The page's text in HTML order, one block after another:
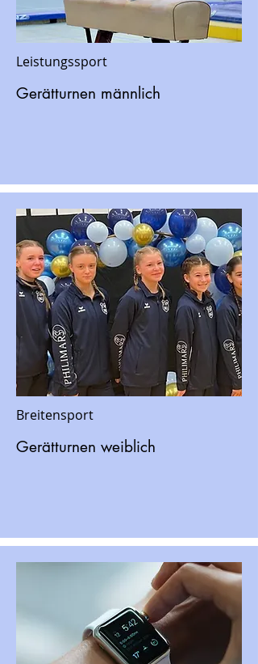
Leistungssport
Gerätturnen männlich
Breitensport
Gerätturnen weiblich